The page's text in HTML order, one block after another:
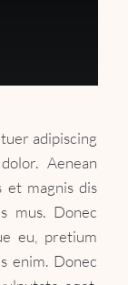
adipiscing
Aenean
et magnis dis
mus. Donec
eu, pretium
enim. Donec